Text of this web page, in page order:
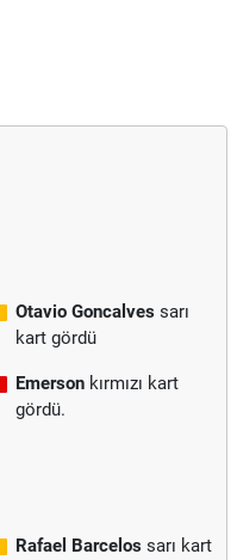
Otavio Goncalves sarı
kart gördü
Emerson kırmızı kart
gördü.
Rafael Barcelos sarı kart